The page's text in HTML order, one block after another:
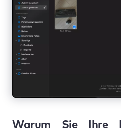
Warum Sie Ihre